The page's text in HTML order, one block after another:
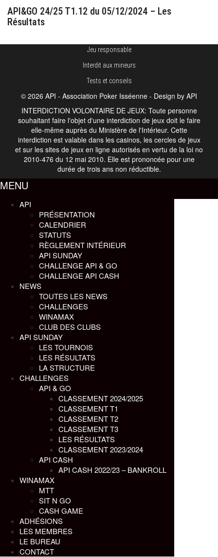
API&GO 24/25 T1.12 du 05/12/2024 – Les
Résultats
Jeu responsable
Interdit aux mineurs
Tests et conseils
© 2026 API - Association Poker Isséenne - Design by API
INTERDICTION VOLONTAIRE DE JEUX: Toute personne
souhaitant faire l'objet d'une interdiction de jeux doit le faire
elle-même auprès du Ministère de l'Intérieur. Cette
interdiction est valable dans les casinos, les cercles de jeux
et sur les sites de jeux en ligne autorisés en vertu de la loi no
2010-476 du 12 mai 2010. Elle est prononcée pour une
durée de trois ans non réductible.
MENU
API
PRÉSENTATION
CALENDRIER
STATUTS
RÈGLEMENT INTÉRIEUR
API SUNDAY
CHALLENGE API & GO
CHALLENGE API CASH
NEWS
TOUTES LES NEWS
CHALLENGES
WINAMAX
CLUB DES CLUBS
API SUNDAY
LES TOURNOIS
LES RÉSULTATS
LA STRUCTURE
CHALLENGES
API & GO
CLASSEMENT 2024/2025
CLASSEMENT T1
CLASSEMENT T2
CLASSEMENT T3
LES RÉSULTATS
CLASSEMENT 2023/2024
API CASH
API CASH 2022/23 – BANKROLL
WINAMAX
MTT
SIT N GO
CASH GAME
ADHÉSIONS
LES MEMBRES
LE BUREAU
CONTACT